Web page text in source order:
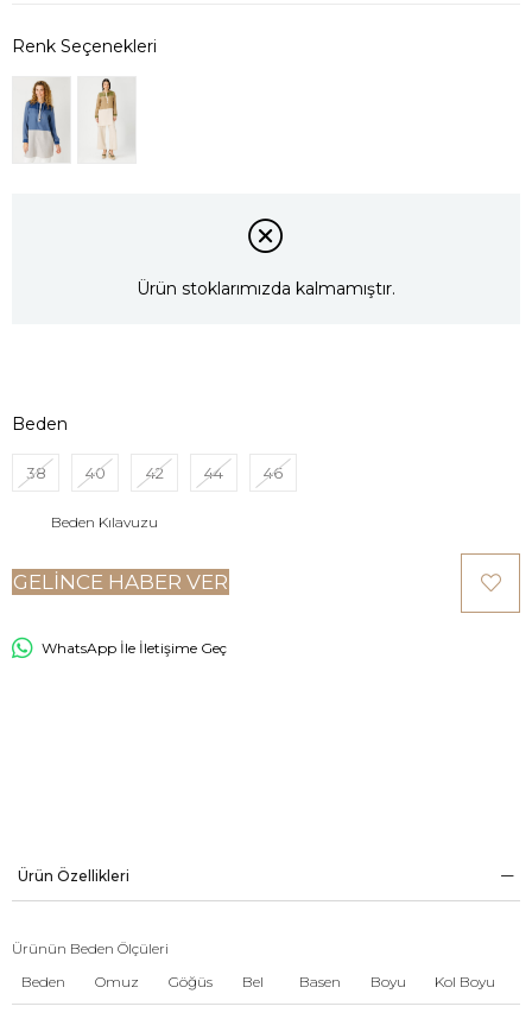
Ürün stoklarımızda kalmamıştır.
Beden
38 40 42 44 46
Beden Kılavuzu
GELINCE HABER VER
WhatsApp İle İletişime Geç
Ürün Özellikleri
Ürünün Beden Ölçüleri
Beden
Omuz Göğüs Bel Basen Boyu Kol Boyu